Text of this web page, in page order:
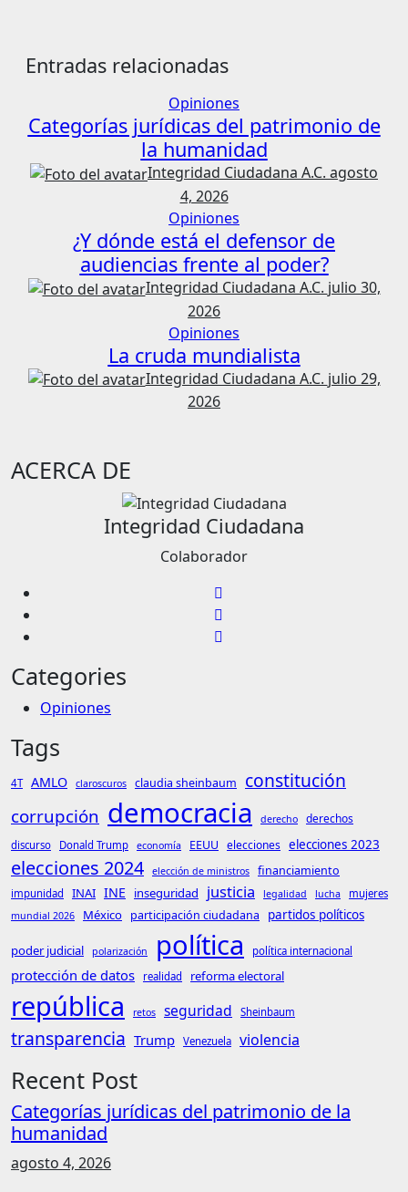
Entradas relacionadas
Opiniones
Categorías jurídicas del patrimonio de
la humanidad
Integridad Ciudadana A.C. agosto
4, 2026
Opiniones
¿Y dónde está el defensor de
audiencias frente al poder?
Integridad Ciudadana A.C. julio 30,
2026
Opiniones
La cruda mundialista
Integridad Ciudadana A.C. julio 29,
2026
ACERCA DE
Integridad Ciudadana
Colaborador
Categories
Opiniones
Tags
4T AMLO claroscuros claudia sheinbaum constitución
corrupción democracia derecho derechos
discurso Donald Trump economía EEUU elecciones elecciones 2023
elecciones 2024 elección de ministros financiamiento
impunidad INAI INE inseguridad justicia legalidad lucha mujeres
mundial 2026 México participación ciudadana partidos políticos
poder judicial polarización política política internacional
protección de datos realidad reforma electoral
república retos seguridad Sheinbaum
transparencia Trump Venezuela violencia
Recent Post
Categorías jurídicas del patrimonio de la
humanidad
agosto 4, 2026